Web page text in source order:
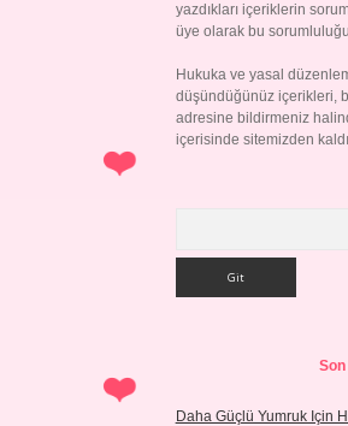
yazdıkları içeriklerin
üye olarak bu
Hukuka ve yasal
düşündüğünüz içerikleri,
adresine bildirmeniz
içerisinde sitemizden
Daha Güçlü Yumruk Için